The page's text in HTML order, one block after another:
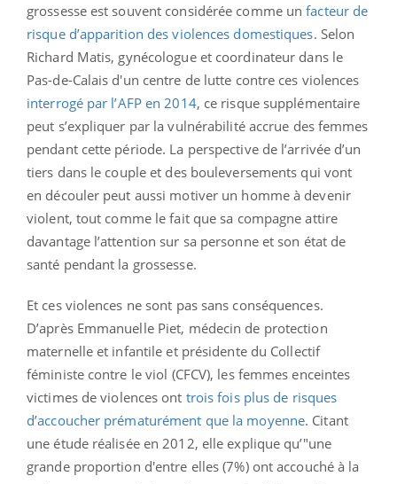
grossesse est souvent considérée comme unfacteur de
risque d’apparition des violences domestiques. Selon
Richard Matis, gynécologue et coordinateur dans le
Pas-de-Calais d'un centre de lutte contre ces violences
interrogé par l’AFP en 2014, ce risque supplémentaire
peut s’expliquer par la vulnérabilité accrue des femmes
pendant cette période. La perspective de l’arrivée d’un
tiers dans le couple et des bouleversements qui vont
en découler peut aussi motiver un homme à devenir
violent, tout comme le fait que sa compagne attire
davantage l’attention sur sa personne et son état de
santé pendant la grossesse.
Et ces violences ne sont pas sans conséquences.
D’après Emmanuelle Piet, médecin de protection
maternelle et infantile et présidente du Collectif
féministe contre le viol (CFCV), les femmes enceintes
victimes de violences ont trois fois plus de risques
d’accoucher prématurément que la moyenne. Citant
une étude réalisée en 2012, elle explique qu’"une
grande proportion d'entre elles (7%) ont accouché à la